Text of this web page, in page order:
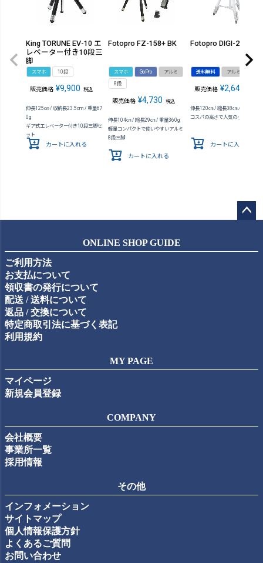
King TORUNE EV-10 エ
レベーター付き10段三
脚
スマホ 10段
販売価格 ¥9,900 税込
伸長125㎝ / 収納長23.5cm / 重量67
0g
ギア式エレベーター付き10段三脚セ
ット
カートに入れる
Fotopro FZ-158+ BK
スマホ GoPro
アルミ
8段
販売価格 ¥4,730 税込
伸長104㎝ / 縮長29㎝ / 重量360g
軽量コンパクトで使いやすいアルミ
8段三脚
カートに入れる
Fotopro DIGI-204WH
送料無料 アルミ
販売価格 ¥2,640
伸長120㎝ / 縮長38㎝ / 重量570g
コスパの高さで人気の小型軽量三
カートに入れる
ップ
ONLINE SHOP GUIDE
ご利用方法
お支払について
領収書の発行について
配送 / 送料について
返品 / 交換について
特定商取引法に基づく表記
利用規約
MY PAGE
マイページ
新規会員登録
COMPANY
会社概要
事業所一覧
採用情報
その他
インフォメーション
サイトマップ
個人情報保護方針
よくあるご質問
お問い合わせ